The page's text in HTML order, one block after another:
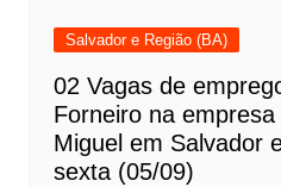
Salvador e Região (BA)
02 Vagas de
Forneiro na
Miguel em Salvador
sexta (05/09)